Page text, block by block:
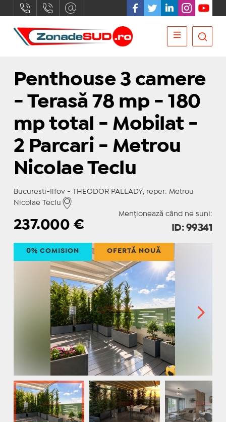
Penthouse 3 camere
- Terasă 78 mp - 180
mp total - Mobilat -
2 Parcari - Metrou
Nicolae Teclu
Bucuresti-Ilfov - THEODOR PALLADY, reper: Metrou
Nicolae Teclu
Menționează când ne suni:
237.000 € ID: 99341
0% COMISION OFERTĂ NOUĂ